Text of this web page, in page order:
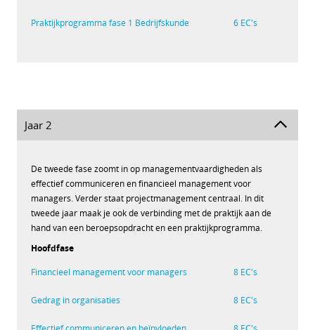
Praktijkprogramma fase 1 Bedrijfskunde 6 EC's
Jaar 2
De tweede fase zoomt in op managementvaardigheden als
effectief communiceren en financieel management voor
managers. Verder staat projectmanagement centraal. In dit
tweede jaar maak je ook de verbinding met de praktijk aan de
hand van een beroepsopdracht en een praktijkprogramma.
Hoofdfase
Financieel management voor managers
8 EC's
Gedrag in organisaties 8 EC's